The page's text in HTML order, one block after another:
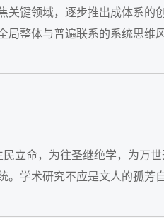
关键领域，逐步推出成体系的
局整体与普遍联系的系统思维
立命，为往圣继绝学，为万世
。学术研究不应是文人的孤芳